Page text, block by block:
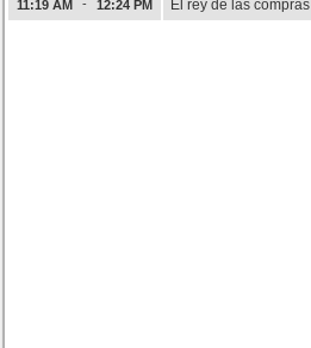
11:19 AM - 12:24 PM El rey de las compras